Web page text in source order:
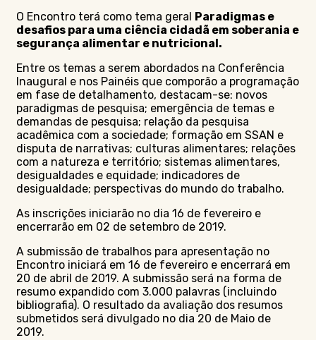
O Encontro terá como tema geral Paradigmas e
desafios para uma ciência cidadã em soberania e
segurança alimentar e nutricional.
Entre os temas a serem abordados na Conferência
Inaugural e nos Painéis que comporão a programação
em fase de detalhamento, destacam-se: novos
paradigmas de pesquisa; emergência de temas e
demandas de pesquisa; relação da pesquisa
acadêmica com a sociedade; formação em SSAN e
disputa de narrativas; culturas alimentares; relações
com a natureza e território; sistemas alimentares,
desigualdades e equidade; indicadores de
desigualdade; perspectivas do mundo do trabalho.
As inscrições iniciarão no dia 16 de fevereiro e
encerrarão em 02 de setembro de 2019.
A submissão de trabalhos para apresentação no
Encontro iniciará em 16 de fevereiro e encerrará em
20 de abril de 2019. A submissão será na forma de
resumo expandido com 3.000 palavras (incluindo
bibliografia). O resultado da avaliação dos resumos
submetidos será divulgado no dia 20 de Maio de
2019.